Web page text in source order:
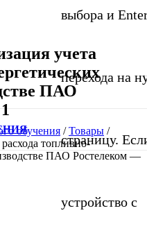
выбора и
перехода на
страницу.
устройство с
учета
ПАО
обучения /Товары /
топливно-
ПАО Ростелеком —